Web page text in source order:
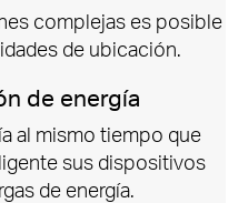
complejas es posible
de ubicación.
de energía
al mismo tiempo que
sus dispositivos
de energía.